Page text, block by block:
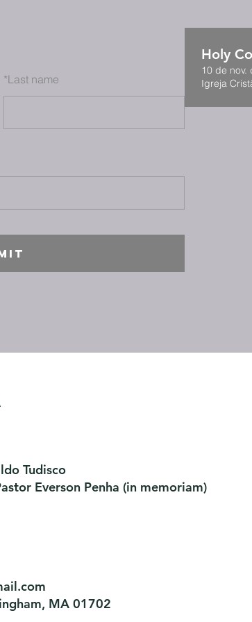
*Last name
Holy
10 de nov.
Igreja
Tudisco
Everson Penha​ (in memoriam)
MA 01702